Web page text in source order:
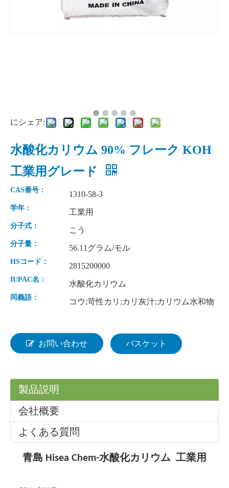
チオ硫酸ナトリウム次亜硫酸塩 99% の製造 次亜塩素酸ナトリウム 10% 分、12% CAS No. 7681-52-9
硫酸第一鉄七水和物 メタケイ酸ナトリウム五水和物
硫酸銅無水物 メタ重亜硫酸ナトリウム
にシェア:
水酸化カリウム 90% フレーク KOH
工業用グレード
CAS番号： 1310-58-3
学年： 工業用
分子式： こう
分子量： 56.11グラム/モル
HSコード： 2815200000
IUPAC名： 水酸化カリウム
同義語： コウ;苛性カリ;カリ灰汁;カリウム水和物
お問い合わせ バスケット
製品説明
会社概要
よくある質問
青島 Hisea Chem-水酸化カリウム 工業用